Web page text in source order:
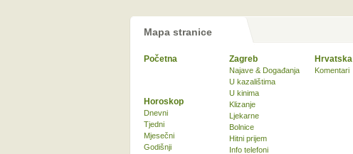
Mapa stranice
Početna Zagreb
Najave & Događanja
U kazalištima
U kinima
Klizanje
Ljekarne
Bolnice
Hitni prijem
Info telefoni
Hrvatska
Komentari
Horoskop
Dnevni
Tjedni
Mjesečni
Godišnji